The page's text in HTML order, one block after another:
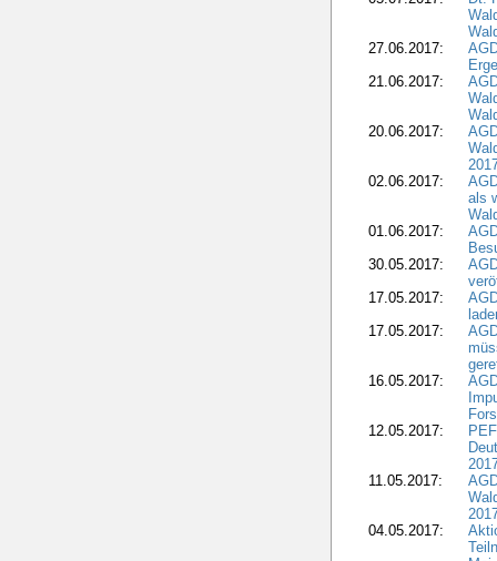
27.06.2017:
21.06.2017:
20.06.2017:
02.06.2017:
als
01.06.2017:
30.05.2017:
17.05.2017:
17.05.2017:
16.05.2017:
12.05.2017:
11.05.2017:
04.05.2017: